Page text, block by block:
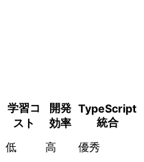
学習コ
スト
開発
効率
TypeScript
統合
低 高 優秀